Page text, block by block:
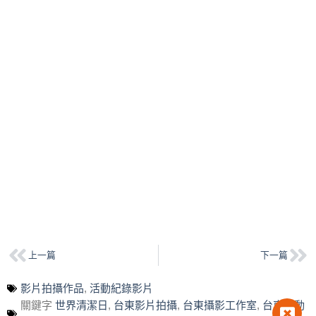
上一篇 下一篇
影片拍攝作品, 活動紀錄影片
關鍵字 世界清潔日 , 台東影片拍攝, 台東攝影工作室, 台東活動